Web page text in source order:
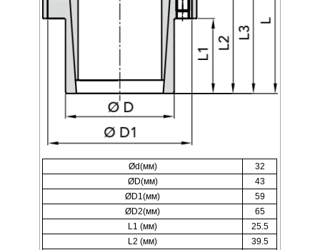
Ød(мм)
32
ØD(мм)
43
ØD1(мм)
59
ØD2(мм)
65
L1 (мм)
25.5
L2 (мм)
39.5